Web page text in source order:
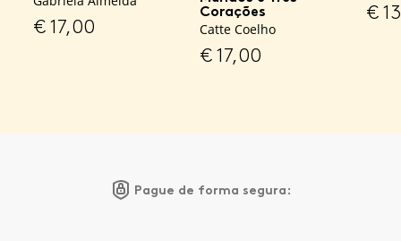
€17,00
Corações
Catte Coelho
€17,00
€
Pague de forma segura: